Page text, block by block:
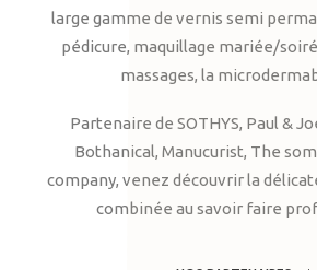
large gamme de vernis semi
pédicure, maquillage mariée/
massages, la
Partenaire de SOTHYS, Paul &
Bothanical, Manucurist, The
company, venez découvrir la
combinée au savoir faire